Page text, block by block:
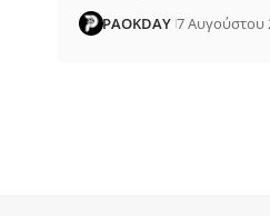
PAOKDAY 7 Αυγούστου